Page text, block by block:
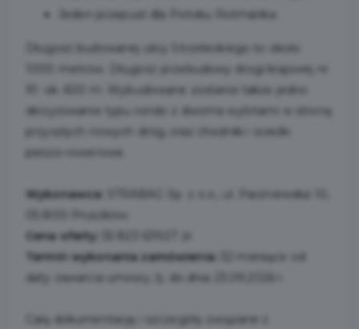
Jeden przepust dla Potoku Rotmanka.
Długość budowanej ulicy Strzeleckiego to około
1000 metrów. Długość przebudowy drogi krajowej nr
91: ok. 600 m. Wybudowane zostanie także jedno
skrzyżowanie typu rondo z dwoma wylotami w stronę
przyszłych nowych dróg, oraz chodniki i ścieżki
pieszo-rowerowe.
Wykonawca:
STRABAG Sp. z o.o., ul. Parzniewska 10,
Cena oferty:
Termin wykonania zamówienia:
32 miesiące od
daty zawarcia umowy, tj. do dnia 23.09.2026 r.
Całą dokumentację i szczegóły związane z